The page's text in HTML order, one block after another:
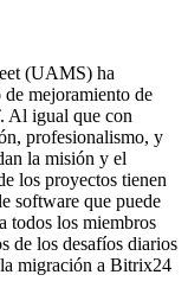
(UAMS) ha
mejoramiento de
Al igual que con
profesionalismo, y
la misión y el
los proyectos tienen
software que puede
todos los miembros
de los desafíos diarios
migración a Bitrix24